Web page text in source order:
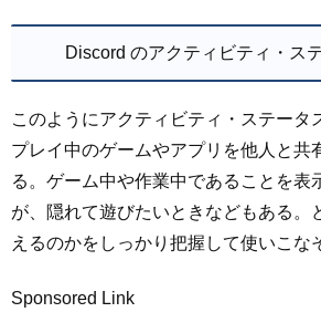
Discord のアクティビティ・ス
このようにアクティビティ・ステータ
プレイ中のゲームやアプリを他人と共
る。ゲーム中や作業中であることを表
が、隠れて遊びたいときなどもある。
えるのかをしっかり把握して使いこな
Sponsored Link